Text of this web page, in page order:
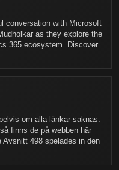
conversation with Microsoft
as they explore the
365 ecosystem. Discover
om alla länkar saknas.
finns de på webben här
498 spelades in den